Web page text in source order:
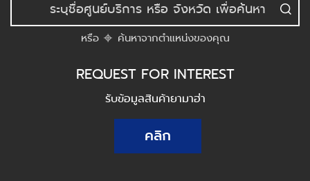
หรือ ค้นหาจากตำแหน่งของคุณ
REQUEST FOR INTEREST
รับข้อมูลสินค้ายามาฮ่า
คลิก